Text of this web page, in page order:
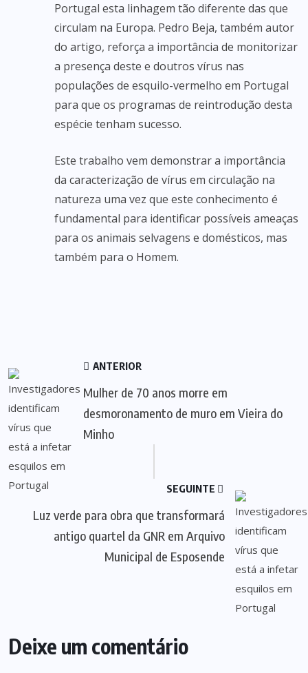
Portugal esta linhagem tão diferente das que
circulam na Europa. Pedro Beja, também autor
do artigo, reforça a importância de monitorizar
a presença deste e doutros vírus nas
populações de esquilo-vermelho em Portugal
para que os programas de reintrodução desta
espécie tenham sucesso.
Este trabalho vem demonstrar a importância
da caracterização de vírus em circulação na
natureza uma vez que este conhecimento é
fundamental para identificar possíveis ameaças
para os animais selvagens e domésticos, mas
também para o Homem.
ANTERIOR
Mulher de 70 anos morre em
desmoronamento de muro em Vieira do
Minho
SEGUINTE
Luz verde para obra que transformará
antigo quartel da GNR em Arquivo
Municipal de Esposende
Deixe um comentário